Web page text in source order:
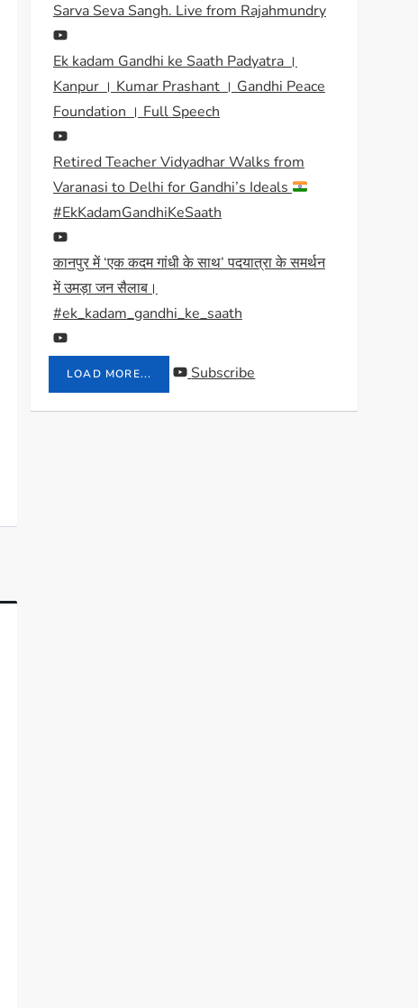
Sarva Seva Sangh. Live from Rajahmundry
Ek kadam Gandhi ke Saath Padyatra ।
Kanpur । Kumar Prashant । Gandhi Peace
Foundation । Full Speech
Retired Teacher Vidyadhar Walks from
Varanasi to Delhi for Gandhi’s Ideals
#EkKadamGandhiKeSaath
कानपुर में ‘एक कदम गांधी के साथ’ पदयात्रा के समर्थन
में उमड़ा जन सैलाब।
#ek_kadam_gandhi_ke_saath
LOAD MORE... Subscribe